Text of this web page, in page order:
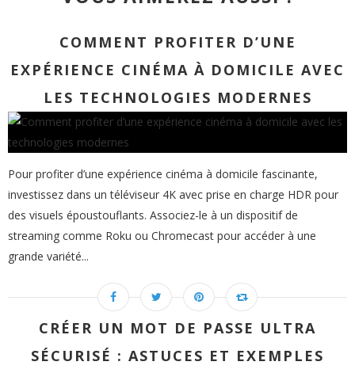
COMMENT PROFITER D’UNE
EXPÉRIENCE CINÉMA À DOMICILE AVEC
LES TECHNOLOGIES MODERNES
Pour profiter d’une expérience cinéma à domicile fascinante,
investissez dans un téléviseur 4K avec prise en charge HDR pour
des visuels époustouflants. Associez-le à un dispositif de
streaming comme Roku ou Chromecast pour accéder à une
grande variété...
CRÉER UN MOT DE PASSE ULTRA
SÉCURISÉ : ASTUCES ET EXEMPLES